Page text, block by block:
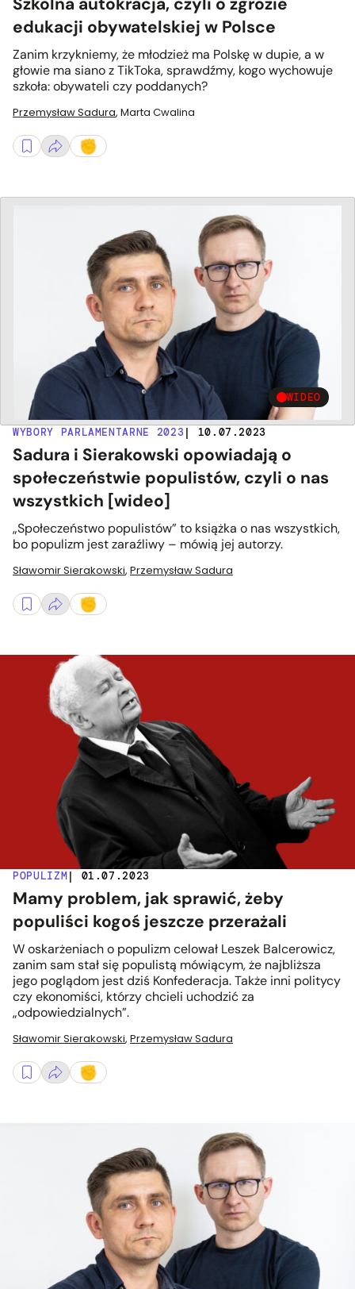
edukacji obywatelskiej w Polsce
Zanim krzykniemy, że młodzież ma Polskę w dupie, a w
głowie ma siano z TikToka, sprawdźmy, kogo wychowuje
szkoła: obywateli czy poddanych?
Przemysław Sadura, Marta Cwalina
WIDEO
WYBORY PARLAMENTARNE 2023 | 10.07.2023
Sadura i Sierakowski opowiadają o
społeczeństwie populistów, czyli o nas
wszystkich [wideo]
„Społeczeństwo populistów” to książka o nas wszystkich,
bo populizm jest zaraźliwy – mówią jej autorzy.
Sławomir Sierakowski, Przemysław Sadura
POPULIZM| 01.07.2023
Mamy problem, jak sprawić, żeby
populiści kogoś jeszcze przerażali
W oskarżeniach o populizm celował Leszek Balcerowicz,
zanim sam stał się populistą mówiącym, że najbliższa
jego poglądom jest dziś Konfederacja. Także inni politycy
czy ekonomiści, którzy chcieli uchodzić za
„odpowiedzialnych”.
Sławomir Sierakowski, Przemysław Sadura